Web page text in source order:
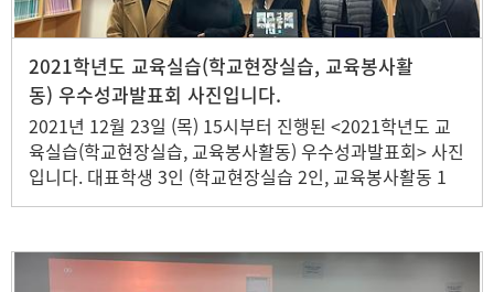
2021학년도 교육실습(학교현장실습, 교육봉사활
동) 우수성과발표회 사진입니다.
2021년 12월 23일 (목) 15시부터 진행된 <2021학년도 교
육실습(학교현장실습, 교육봉사활동) 우수성과발표회> 사진
입니다. 대표학생 3인 (학교현장실습 2인, 교육봉사활동 1
인)이 참석하여 시상하였습니다.